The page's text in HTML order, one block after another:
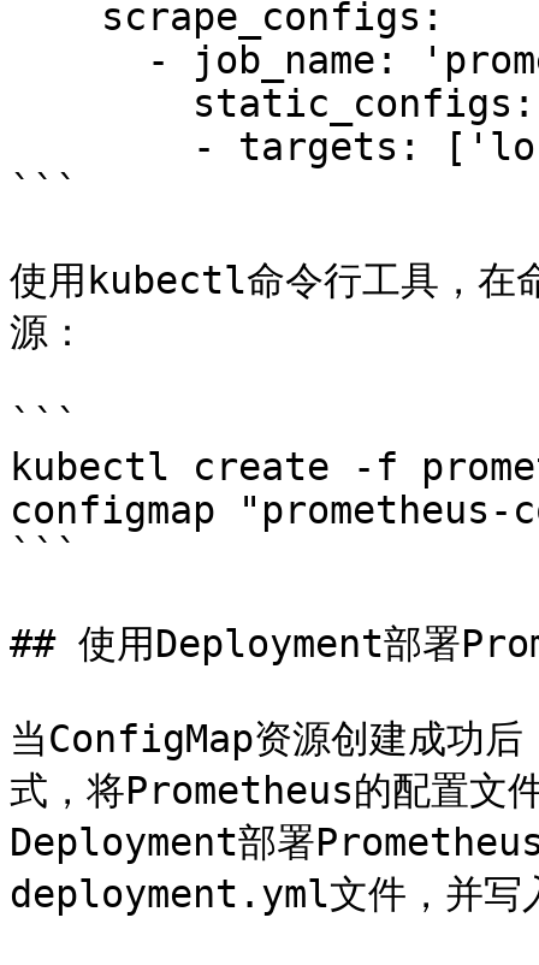
```
使用kubectl命令行工具，
源：
```
kubectl create -f
configmap
```
## 使用Deployment部署
当ConfigMap资源创建成功后
式，将Prometheus的配置文
Deployment部署
deployment.yml文件，并写